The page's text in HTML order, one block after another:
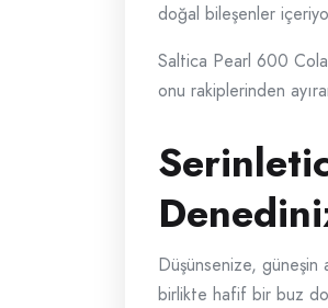
doğal bileşenler
Saltica Pearl 600
onu rakiplerinden
Düşünsenize, güneşin
birlikte hafif bir buz